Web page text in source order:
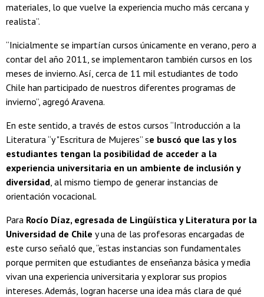
materiales, lo que vuelve la experiencia mucho más cercana y
realista”.
“Inicialmente se impartían cursos únicamente en verano, pero a
contar del año 2011, se implementaron también cursos en los
meses de invierno. Así, cerca de 11 mil estudiantes de todo
Chile han participado de nuestros diferentes programas de
invierno”, agregó Aravena.
En este sentido, a través de estos cursos “Introducción a la
Literatura “y "Escritura de Mujeres” se buscó que las y los
estudiantes tengan la posibilidad de acceder a la
experiencia universitaria en un ambiente de inclusión y
diversidad, al mismo tiempo de generar instancias de
orientación vocacional.
Para Rocío Díaz, egresada de Lingüística y Literatura por la
Universidad de Chile y una de las profesoras encargadas de
este curso señaló que, “estas instancias son fundamentales
porque permiten que estudiantes de enseñanza básica y media
vivan una experiencia universitaria y explorar sus propios
intereses. Además, logran hacerse una idea más clara de qué